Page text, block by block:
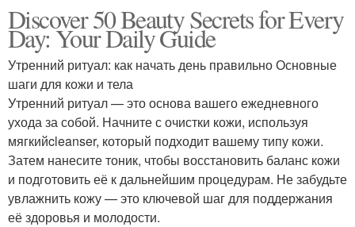
Discover 50 Beauty Secrets for Every
Day: Your Daily Guide
Утренний ритуал: как начать день правильно Основные
шаги для кожи и тела
Утренний ритуал — это основа вашего ежедневного
ухода за собой. Начните с очистки кожи, используя
мягкийcleanser, который подходит вашему типу кожи.
Затем нанесите тоник, чтобы восстановить баланс кожи
и подготовить её к дальнейшим процедурам. Не забудьте
увлажнить кожу — это ключевой шаг для поддержания
её здоровья и молодости.